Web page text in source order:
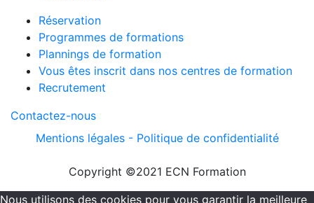
Réservation
Programmes de formations
Plannings de formation
Vous êtes inscrit dans nos centres de formation
Recrutement
Contactez-nous
Mentions légales - Politique de confidentialité
Copyright ©2021 ECN Formation
Nous utilisons des cookies pour vous garantir la meilleure